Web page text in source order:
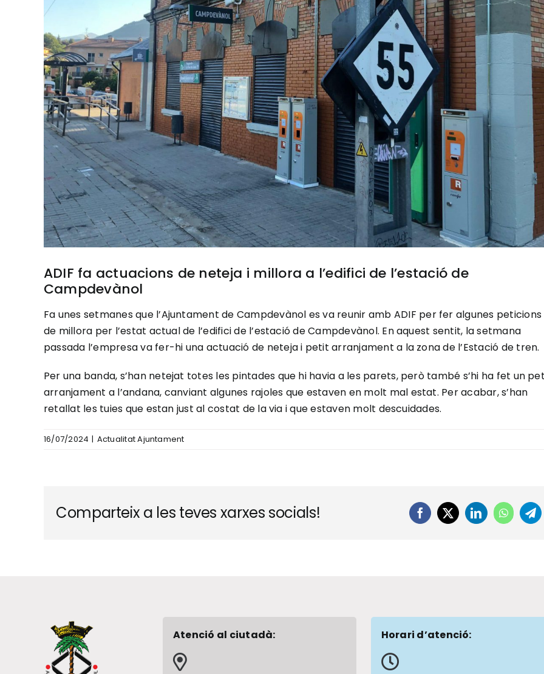
ADIF fa actuacions de neteja i millora a l’edifici de l’estació de
Campdevànol
Fa unes setmanes que l’Ajuntament de Campdevànol es va reunir amb ADIF per fer algunes peticions
de millora per l’estat actual de l’edifici de l’estació de Campdevànol. En aquest sentit, la setmana
passada l’empresa va fer-hi una actuació de neteja i petit arranjament a la zona de l’Estació de tren.
Per una banda, s’han netejat totes les pintades que hi havia a les parets, però també s’hi ha fet un
arranjament a l’andana, canviant algunes rajoles que estaven en molt mal estat. Per acabar, s’han
retallat les tuies que estan just al costat de la via i que estaven molt descuidades.
16/07/2024 | Actualitat Ajuntament
Comparteix a les teves xarxes socials! Facebook
X LinkedIn
Atenció al ciutadà: Horari d’atenció: